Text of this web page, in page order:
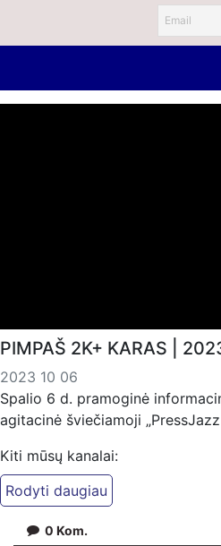
PIMPAŠ 2K+ KARAS |
2023 10 06
Spalio 6 d. pramoginė
agitacinė šviečiamoji „PressJazz
Kiti mūsų kanalai:
Ekspertai.eu Telegram'e –
PressJazz TV Telegram: https://
0 Kom.